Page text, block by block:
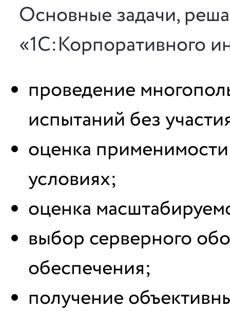
Основные задачи,
«1С:Корпоративного
проведение
испытаний без
оценка
условиях;
оценка
выбор серверного
обеспечения;
получение